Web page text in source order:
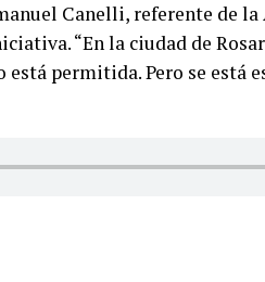
Canelli, referente de la
“En la ciudad de
permitida. Pero se está